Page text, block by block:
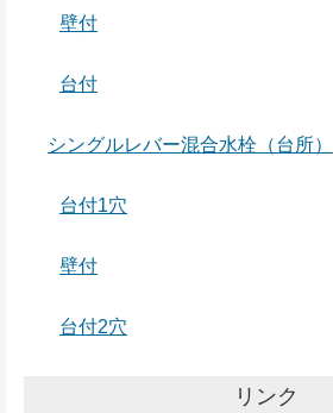
壁付
台付
シングルレバー混合水栓（台所）
台付1穴
壁付
台付2穴
リンク